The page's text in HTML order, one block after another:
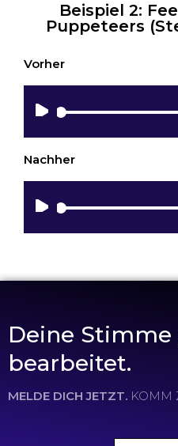
Beispiel 2:
Puppeteers
Vorher
Nachher
Deine
bearbeitet.
MELDE DICH JETZT. KOMM